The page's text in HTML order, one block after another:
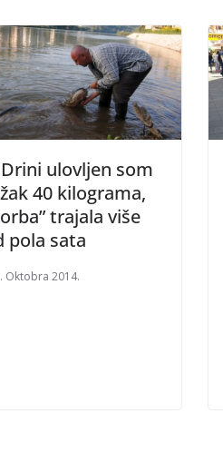
ulovljen som
40 kilograma,
trajala više
pola sata
Oktobra 2014.